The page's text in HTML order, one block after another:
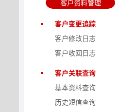
客户资料管理
客户变更追踪
客户修改日志
客户收回日志
客户关联查询
基本资料查询
历史短信查询